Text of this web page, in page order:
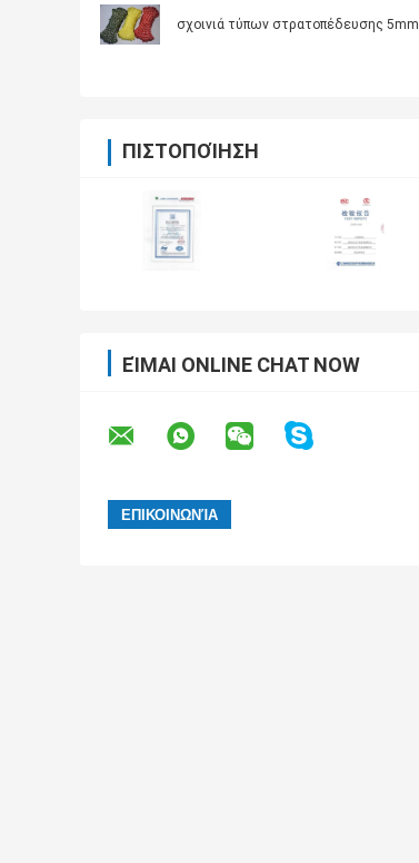
σχοινιά τύπων στρατοπέδευσης 5mm
ΠΙΣΤΟΠΟΊΗΣΗ
ΕΊΜΑΙ ONLINE CHAT NOW